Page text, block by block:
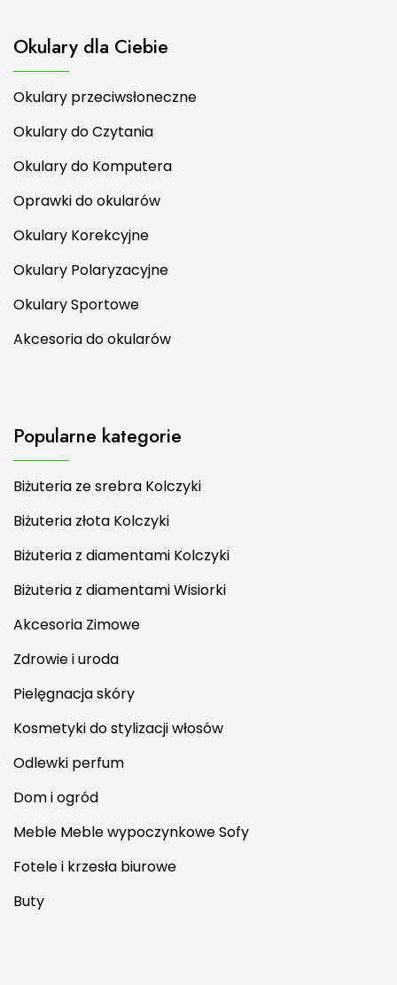
Okulary dla Ciebie
Okulary przeciwsłoneczne
Okulary do Czytania
Okulary do Komputera
Oprawki do okularów
Okulary Korekcyjne
Okulary Polaryzacyjne
Okulary Sportowe
Akcesoria do okularów
Popularne kategorie
Biżuteria ze srebra Kolczyki
Biżuteria złota Kolczyki
Biżuteria z diamentami Kolczyki
Biżuteria z diamentami Wisiorki
Akcesoria Zimowe
Zdrowie i uroda
Pielęgnacja skóry
Kosmetyki do stylizacji włosów
Odlewki perfum
Dom i ogród
Meble Meble wypoczynkowe Sofy
Fotele i krzesła biurowe
Buty